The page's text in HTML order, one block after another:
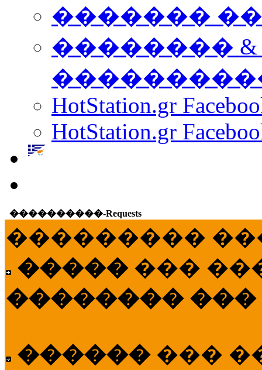
������� ���
��������
HotStation.gr
HotStation.gr
����������-Requests
���������
����� ���
�������� ���
������ ���